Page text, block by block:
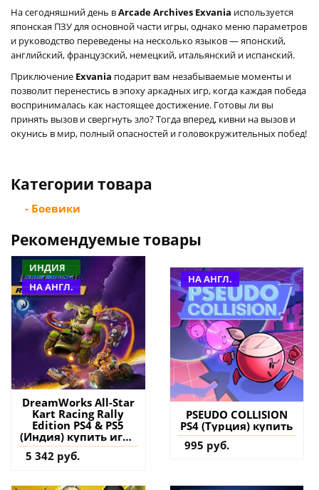
На сегодняшний день вArcade Archives Exvania используется
японская ПЗУ для основной части игры, однако меню параметров
и руководство переведены на несколько языков — японский,
английский, французский, немецкий, итальянский и испанский.
Приключение Exvania подарит вам незабываемые моменты и
позволит перенестись в эпоху аркадных игр, когда каждая победа
воспринималась как настоящее достижение. Готовы ли вы
принять вызов и свергнуть зло? Тогда вперед, кивни на вызов и
окунись в мир, полный опасностей и головокружительных побед!
Категории товара
- Боевики
Рекомендуемые товары
ИНДИЯ
НА АНГЛ.
DreamWorks All-Star
Kart Racing Rally
Edition PS4 & PS5
(Индия) купить игру
на аккаунт
5 342 руб.
НА АНГЛ.
PSEUDO COLLISION
PS4 (Турция) купить
995 руб.